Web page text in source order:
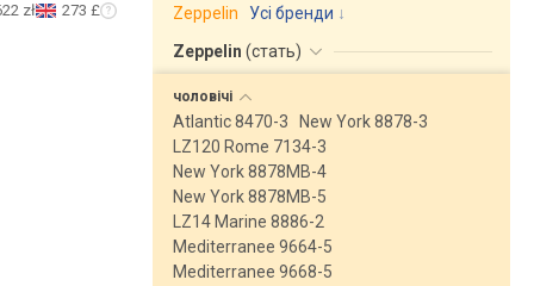
zł 273 £
Zeppelin
Усі бренди
Zeppelin (стать)
чоловічі
Atlantic 8470-3
New York 8878-3
LZ120 Rome 7134-3
New York 8878MB-4
New York 8878MB-5
LZ14 Marine 8886-2
Mediterranee 9664-5
Mediterranee 9668-5